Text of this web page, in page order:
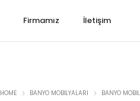
Firmamız İletişim
HOME BANYO MOBILYALARI BANYO